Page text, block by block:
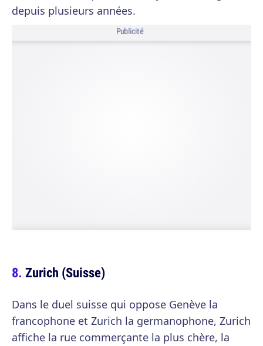
depuis plusieurs années.
Publicité
Zurich (Suisse)
Dans le duel suisse qui oppose Genève la
francophone et Zurich la germanophone, Zurich
affiche la rue commerçante la plus chère, la